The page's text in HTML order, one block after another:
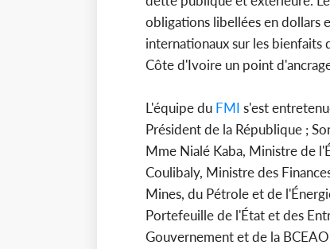
obligations libellées en dollars
internationaux sur les
Côte d'Ivoire un point
L'équipe du FMI s'est
Président de la République ;
Mme Nialé Kaba, Ministre de
Coulibaly, Ministre des
Mines, du Pétrole et de
Portefeuille de l'État et des
Gouvernement et de la